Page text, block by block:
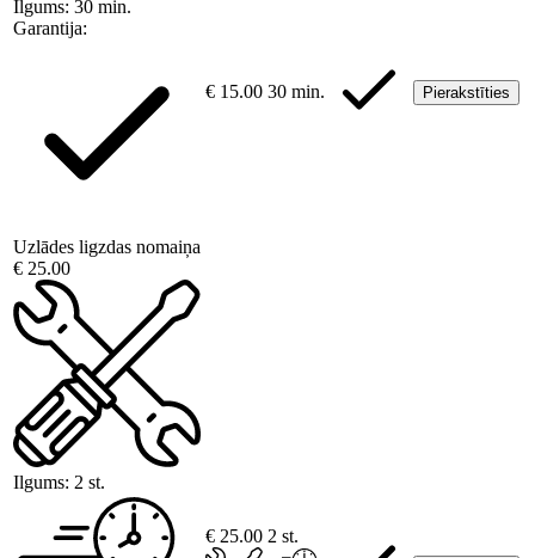
Ilgums: 30 min.
Garantija:
€ 15.00 30 min. Pierakstīties
Uzlādes ligzdas nomaiņa
€ 25.00
Ilgums: 2 st.
€ 25.00 2 st.